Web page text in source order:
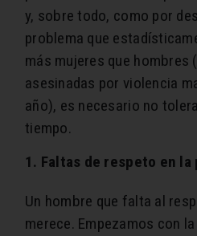
y, sobre todo, como por
problema que
más mujeres que hombres
asesinadas por violencia
año), es necesario no
tiempo.
1. Faltas de respeto en la
Un hombre que falta al
merece. Empezamos con